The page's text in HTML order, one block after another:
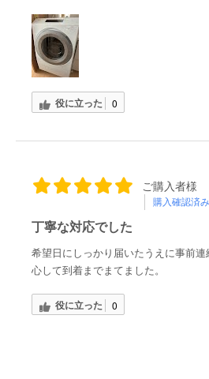
役に立った 0
ご購入者様
購入確認済み
丁寧な対応でした
希望日にしっかり届いたうえに事前
心して到着までまてました。
役に立った 0